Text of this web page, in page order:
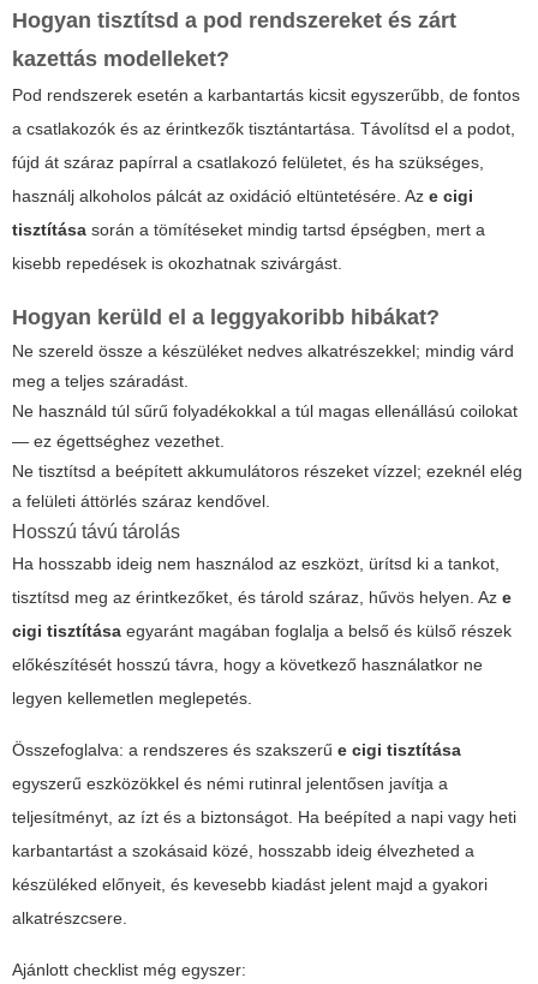
Hogyan tisztítsd a pod rendszereket és zárt
kazettás modelleket?
Pod rendszerek esetén a karbantartás kicsit egyszerűbb, de fontos
a csatlakozók és az érintkezők tisztántartása. Távolítsd el a podot,
fújd át száraz papírral a csatlakozó felületet, és ha szükséges,
használj alkoholos pálcát az oxidáció eltüntetésére. Az e cigi
tisztítása során a tömítéseket mindig tartsd épségben, mert a
kisebb repedések is okozhatnak szivárgást.
Hogyan kerüld el a leggyakoribb hibákat?
Ne szereld össze a készüléket nedves alkatrészekkel; mindig várd
meg a teljes száradást.
Ne használd túl sűrű folyadékokkal a túl magas ellenállású coilokat
— ez égettséghez vezethet.
Ne tisztítsd a beépített akkumulátoros részeket vízzel; ezeknél elég
a felületi áttörlés száraz kendővel.
Hosszú távú tárolás
Ha hosszabb ideig nem használod az eszközt, ürítsd ki a tankot,
tisztítsd meg az érintkezőket, és tárold száraz, hűvös helyen. Az e
cigi tisztítása egyaránt magában foglalja a belső és külső részek
előkészítését hosszú távra, hogy a következő használatkor ne
legyen kellemetlen meglepetés.
Összefoglalva: a rendszeres és szakszerű e cigi tisztítása
egyszerű eszközökkel és némi rutinral jelentősen javítja a
teljesítményt, az ízt és a biztonságot. Ha beépíted a napi vagy heti
karbantartást a szokásaid közé, hosszabb ideig élvezheted a
készüléked előnyeit, és kevesebb kiadást jelent majd a gyakori
alkatrészcsere.
Ajánlott checklist még egyszer: